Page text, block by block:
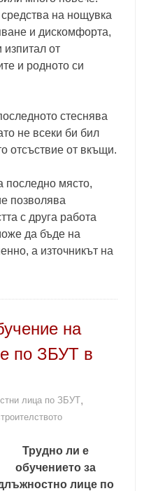
на нощувка
и дискомфорта,
изпитал от
и родното си
стеснява
не всеки би бил
отсъствие от вкъщи.
място,
позволява
с друга работа
да бъде на
а източникът на
на
по ЗБУТ в
лица по ЗБУТ,
Трудно ли е
обучението за
лице по